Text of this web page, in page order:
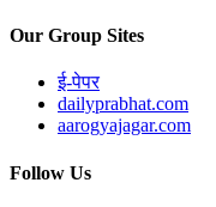
Our Group Sites
ई-पेपर
dailyprabhat.com
aarogyajagar.com
Follow Us